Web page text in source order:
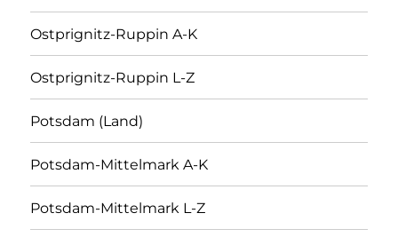
Ostprignitz-Ruppin A-K
Ostprignitz-Ruppin L-Z
Potsdam (Land)
Potsdam-Mittelmark A-K
Potsdam-Mittelmark L-Z